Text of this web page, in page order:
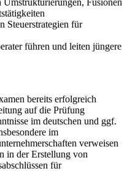
Steuerstrategien für
führen und leiten jüngere
bereits erfolgreich
auf die Prüfung
im deutschen und ggf.
im
verweisen
in der Erstellung von
für